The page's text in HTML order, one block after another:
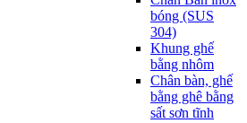
bóng (SUS
304)
Khung ghế
bằng nhôm
Chân bàn, ghế
bằng ghê bằng
sất sơn tĩnh